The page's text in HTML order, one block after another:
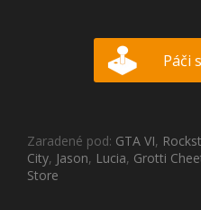
Páči
Zaradené pod: GTA VI,
City, Jason, Lucia, Grotti
Store